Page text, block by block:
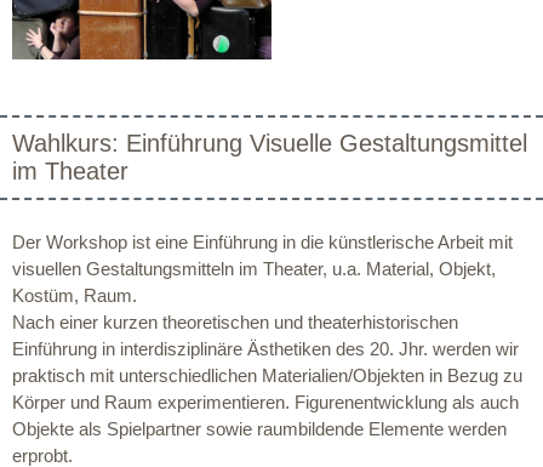
Wahlkurs: Einführung Visuelle Gestaltungsmittel
im Theater
Der Workshop ist eine Einführung in die künstlerische Arbeit mit
visuellen Gestaltungsmitteln im Theater, u.a. Material, Objekt,
Kostüm, Raum.
Nach einer kurzen theoretischen und theaterhistorischen
Einführung in interdisziplinäre Ästhetiken des 20. Jhr. werden wir
praktisch mit unterschiedlichen Materialien/Objekten in Bezug zu
Körper und Raum experimentieren. Figurenentwicklung als auch
Objekte als Spielpartner sowie raumbildende Elemente werden
erprobt.